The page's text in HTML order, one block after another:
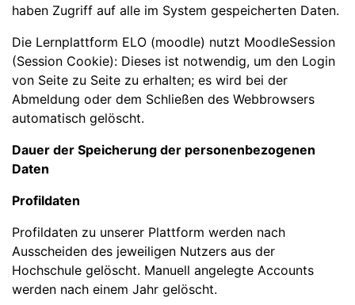
haben Zugriff auf alle im System gespeicherten Daten.
Die Lernplattform ELO (moodle) nutzt MoodleSession
(Session Cookie): Dieses ist notwendig, um den Login
von Seite zu Seite zu erhalten; es wird bei der
Abmeldung oder dem Schließen des Webbrowsers
automatisch gelöscht.
Dauer der Speicherung der personenbezogenen
Daten
Profildaten
Profildaten zu unserer Plattform werden nach
Ausscheiden des jeweiligen Nutzers aus der
Hochschule gelöscht. Manuell angelegte Accounts
werden nach einem Jahr gelöscht.